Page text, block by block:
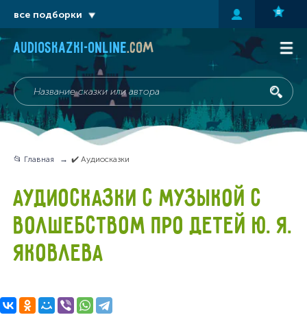
audioskazki-online.com
📂 Главная ✔️ Аудиосказки
АУДИОСКАЗКИ С МУЗЫКОЙ С
ВОЛШЕБСТВОМ ПРО ДЕТЕЙ Ю. Я.
ЯКОВЛЕВА
все подборки